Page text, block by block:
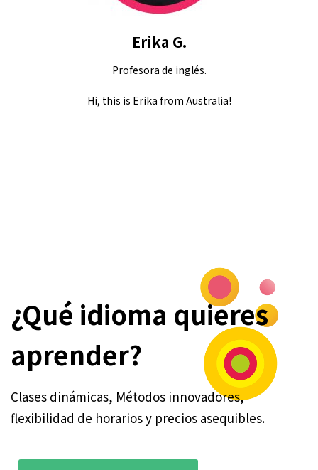
Erika G.
Profesora de inglés.
Hi, this is Erika from Australia!
¿Qué idioma quieres
aprender?
Clases dinámicas, Métodos innovadores,
flexibilidad de horarios y precios asequibles.